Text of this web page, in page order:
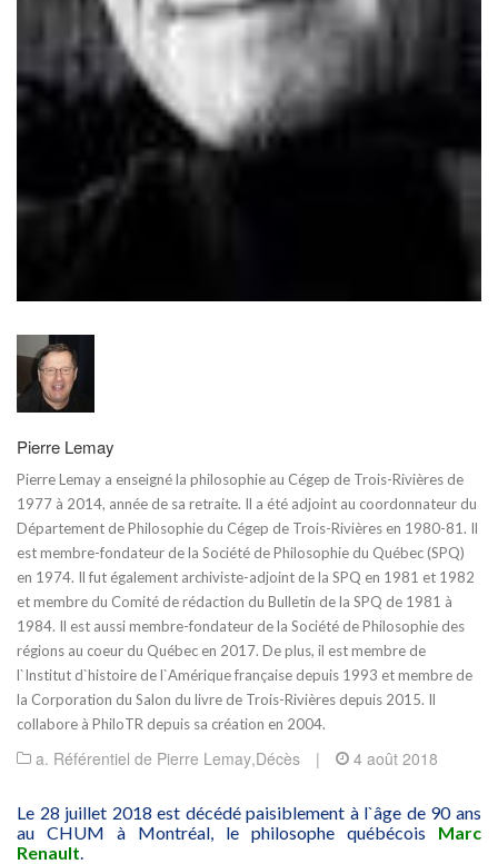
Pierre Lemay
Pierre Lemay a enseigné la philosophie au Cégep de Trois-Rivières de
1977 à 2014, année de sa retraite. Il a été adjoint au coordonnateur du
Département de Philosophie du Cégep de Trois-Rivières en 1980-81. Il
est membre-fondateur de la Société de Philosophie du Québec (SPQ)
en 1974. Il fut également archiviste-adjoint de la SPQ en 1981 et 1982
et membre du Comité de rédaction du Bulletin de la SPQ de 1981 à
1984. Il est aussi membre-fondateur de la Société de Philosophie des
régions au coeur du Québec en 2017. De plus, il est membre de
l`Institut d`histoire de l`Amérique française depuis 1993 et membre de
la Corporation du Salon du livre de Trois-Rivières depuis 2015. Il
collabore à PhiloTR depuis sa création en 2004.
a. Référentiel de Pierre Lemay,Décès | 4 août 2018
Le 28 juillet 2018 est décédé paisiblement à l`âge de 90 ans
au CHUM à Montréal, le philosophe québécois Marc
Renault.